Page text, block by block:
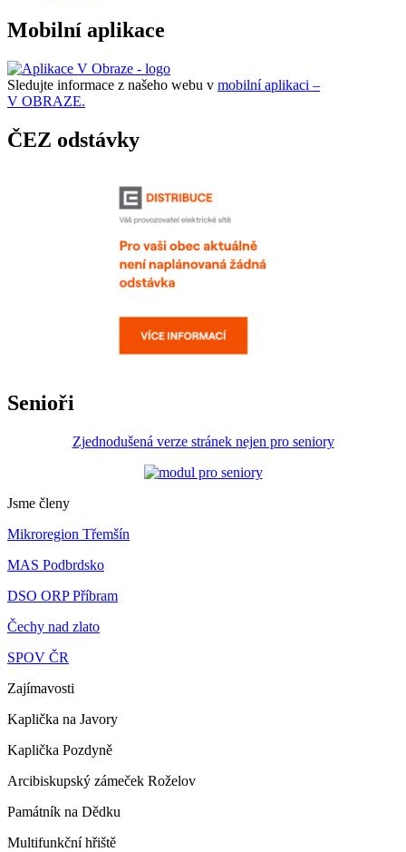
Mobilní aplikace
Sledujte informace z našeho webu v mobilní aplikaci –
V OBRAZE.
ČEZ odstávky
Senioři
Zjednodušená verze stránek nejen pro seniory
Jsme členy
Mikroregion Třemšín
MAS Podbrdsko
DSO ORP Příbram
Čechy nad zlato
SPOV ČR
Zajímavosti
Kaplička na Javory
Kaplička Pozdyně
Arcibiskupský zámeček Roželov
Památník na Dědku
Multifunkční hřiště